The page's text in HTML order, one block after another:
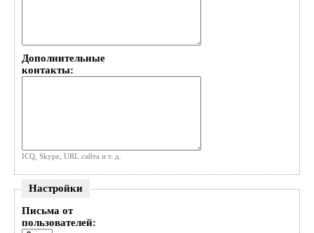
Дополнительные
контакты:
ICQ, Skype, URL сайта и т. д.
Настройки
Письма от
пользователей: